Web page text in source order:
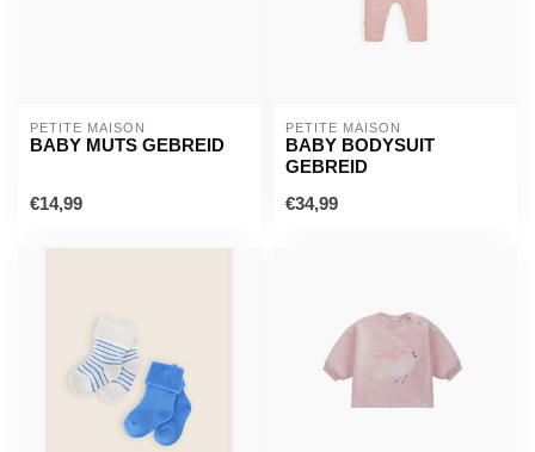
PETITE MAISON
BABY MUTS GEBREID
€14,99
PETITE MAISON
BABY BODYSUIT
GEBREID
€34,99